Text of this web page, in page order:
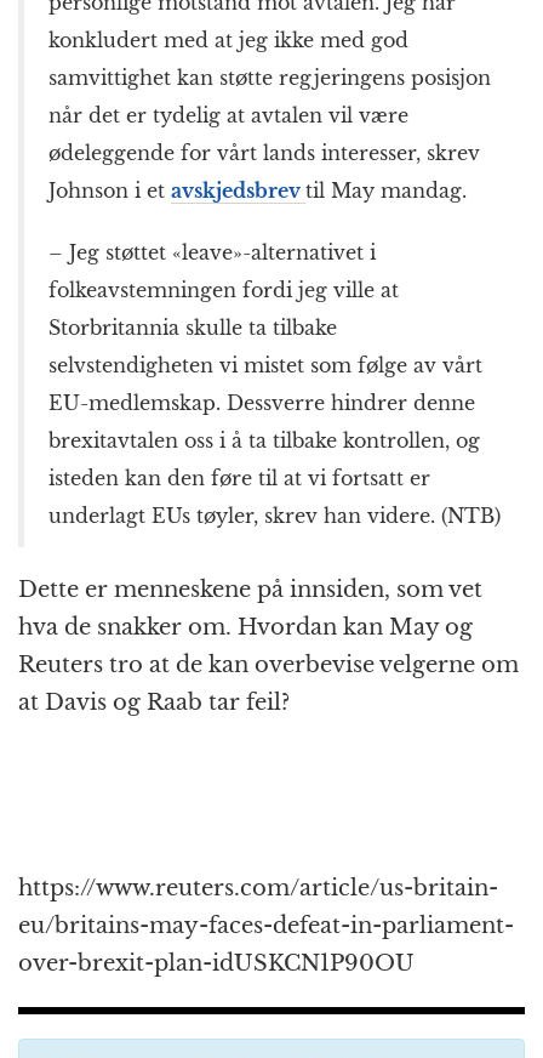
konkludert med at jeg ikke med god
samvittighet kan støtte regjeringens posisjon
når det er tydelig at avtalen vil være
ødeleggende for vårt lands interesser, skrev
Johnson i et avskjedsbrev til May mandag.
– Jeg støttet «leave»-alternativet i
folkeavstemningen fordi jeg ville at
Storbritannia skulle ta tilbake
selvstendigheten vi mistet som følge av vårt
EU-medlemskap. Dessverre hindrer denne
brexitavtalen oss i å ta tilbake kontrollen, og
isteden kan den føre til at vi fortsatt er
underlagt EUs tøyler, skrev han videre. (NTB)
Dette er menneskene på innsiden, som vet
hva de snakker om. Hvordan kan May og
Reuters tro at de kan overbevise velgerne om
at Davis og Raab tar feil?
https://www.reuters.com/article/us-britain-
eu/britains-may-faces-defeat-in-parliament-
over-brexit-plan-idUSKCN1P90OU